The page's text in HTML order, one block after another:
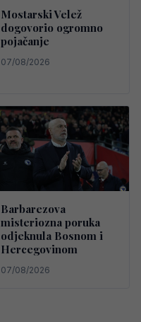
Mostarski Velež
dogovorio ogromno
pojačanje
07/08/2026
Barbarezova
misteriozna poruka
odjeknula Bosnom i
Hercegovinom
07/08/2026